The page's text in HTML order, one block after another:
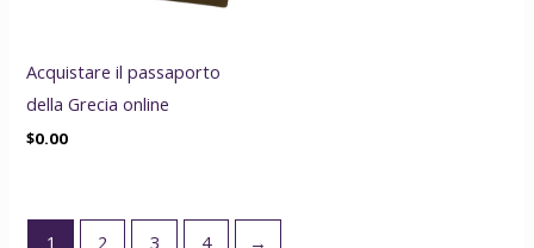
Acquistare il passaporto
della Grecia online
$0.00
1 2 3 4 →